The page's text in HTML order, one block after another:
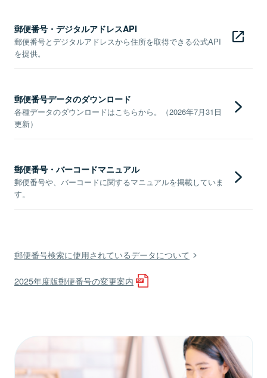
郵便番号・デジタルアドレスAPI
郵便番号とデジタルアドレスから住所を取得できる公式API
を提供。
郵便番号データのダウンロード
各種データのダウンロードはこちらから。（2026年7月31日
更新）
郵便番号・バーコードマニュアル
郵便番号や、バーコードに関するマニュアルを掲載していま
す。
郵便番号検索に使用されているデータについて
2025年度版郵便番号の変更案内